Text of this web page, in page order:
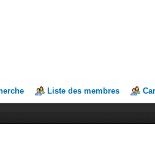
Liste des membres